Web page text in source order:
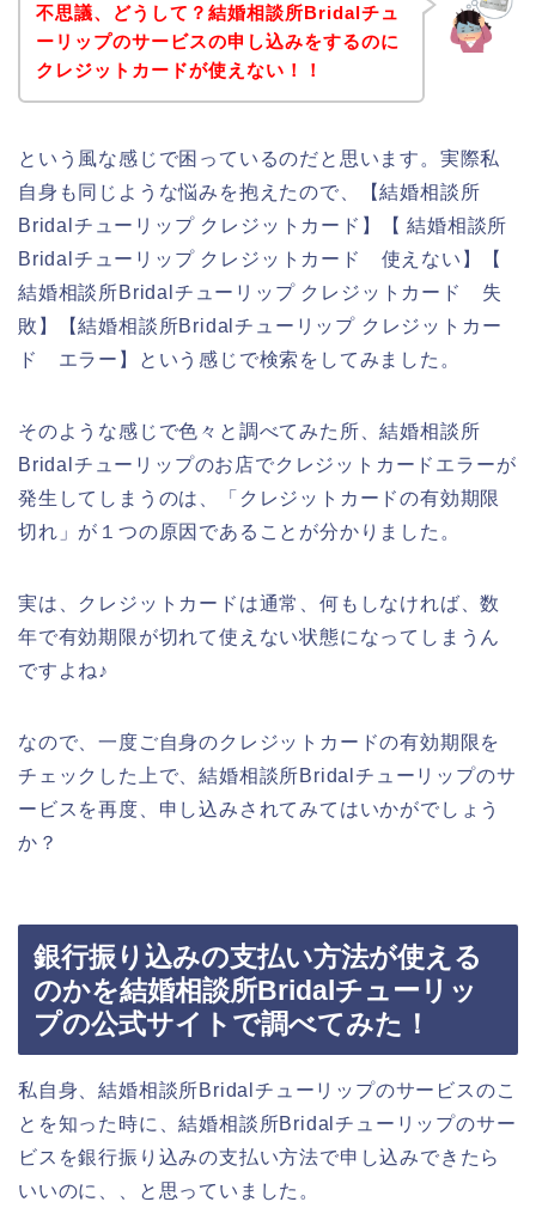
不思議、どうして？結婚相談所Bridalチュ
ーリップのサービスの申し込みをするのに
クレジットカードが使えない！！
という風な感じで困っているのだと思います。実際私
自身も同じような悩みを抱えたので、【結婚相談所
Bridalチューリップ クレジットカード】【 結婚相談所
Bridalチューリップ クレジットカード 使えない】【
結婚相談所Bridalチューリップ クレジットカード 失
敗】【結婚相談所Bridalチューリップ クレジットカー
ド エラー】という感じで検索をしてみました。
そのような感じで色々と調べてみた所、結婚相談所
Bridalチューリップのお店でクレジットカードエラーが
発生してしまうのは、「クレジットカードの有効期限
切れ」が１つの原因であることが分かりました。
実は、クレジットカードは通常、何もしなければ、数
年で有効期限が切れて使えない状態になってしまうん
ですよね♪
なので、一度ご自身のクレジットカードの有効期限を
チェックした上で、結婚相談所Bridalチューリップのサ
ービスを再度、申し込みされてみてはいかがでしょう
か？
銀行振り込みの支払い方法が使える
のかを結婚相談所Bridalチューリッ
プの公式サイトで調べてみた！
私自身、結婚相談所Bridalチューリップのサービスのこ
とを知った時に、結婚相談所Bridalチューリップのサー
ビスを銀行振り込みの支払い方法で申し込みできたら
いいのに、、と思っていました。